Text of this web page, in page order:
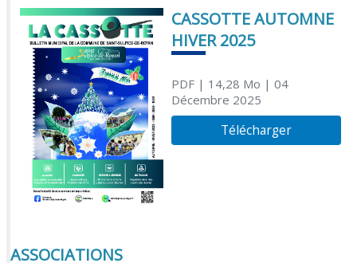
CASSOTTE AUTOMNE
HIVER 2025
PDF| 14,28 Mo | 04
Décembre 2025
Télécharger
ASSOCIATIONS